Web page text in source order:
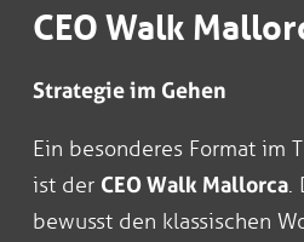
CEO Walk
Strategie im Gehen
Ein besonderes Format im
ist der CEO Walk Mallorca.
bewusst den klassischen